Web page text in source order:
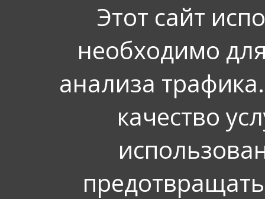
Этот сайт
необходимо
анализа
качество